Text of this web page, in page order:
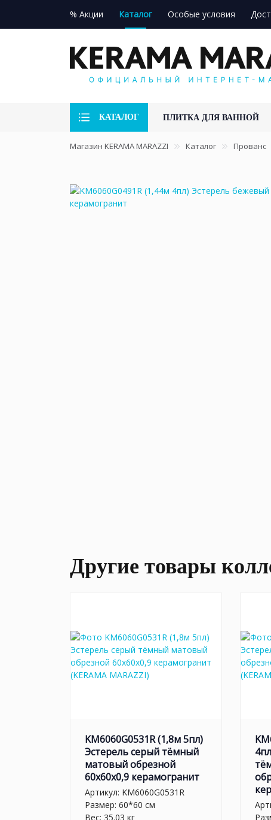
% Акции Каталог Особые условия
КАТАЛОГ ПЛИТКА ДЛЯ ВАННОЙ
Магазин KERAMA MARAZZI Каталог Прованс
Другие товары
KM6060G0531R (1,8м 5пл)
Эстерель серый тёмный
матовый обрезной
60x60x0,9 керамогранит
Артикул: KM6060G0531R
Размер: 60*60 см
Вес: 35.03 кг